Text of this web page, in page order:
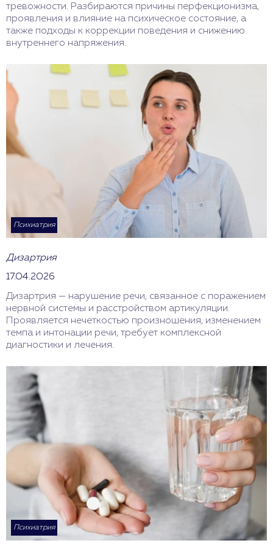
тревожности. Разбираются причины перфекционизма,
проявления и влияние на психическое состояние, а
также подходы к коррекции поведения и снижению
внутреннего напряжения.
Психиатрия
Дизартрия
17.04.2026
Дизартрия — нарушение речи, связанное с поражением
нервной системы и расстройством артикуляции.
Проявляется нечеткостью произношения, изменением
темпа и интонации речи, требует комплексной
диагностики и лечения.
Психиатрия